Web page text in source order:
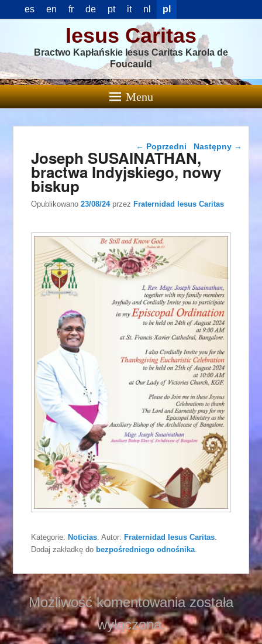
es en fr de pt it nl pl
Iesus Caritas
Bractwo Kapłańskie Iesus Caritas Karola de
Foucauld
Menu
Nawigacja wpisu
← Poprzedni Następny →
Joseph SUSAINATHAN,
bractwa Indyjskiego, nowy
biskup
Opublikowano23/08/24 przezFraternidad Iesus Caritas
Kategorie: Noticias. Autor: Fraternidad Iesus Caritas.
Dodaj zakładkę do bezpośredniego odnośnika.
Możliwość komentowania została
wyłączona.